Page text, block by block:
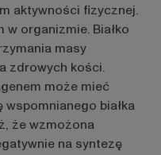
aktywności fizycznej.
w organizmie. Białko
masy
zdrowych kości.
może mieć
wspomnianego białka
że wzmożona
na syntezę